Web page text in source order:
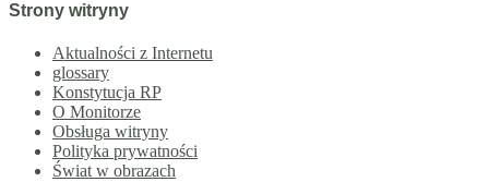
Strony witryny
Aktualności z Internetu
glossary
Konstytucja RP
O Monitorze
Obsługa witryny
Polityka prywatności
Świat w obrazach